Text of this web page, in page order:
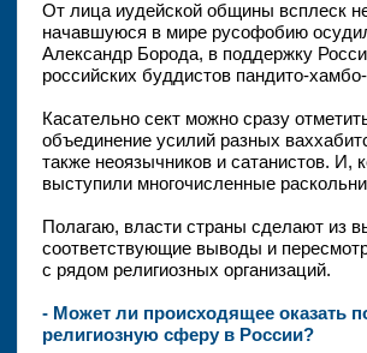
От лица иудейской общины всплеск
начавшуюся в мире русофобию
Александр Борода, в поддержку
российских буддистов пандито-
Касательно сект можно сразу
объединение усилий разных
также неоязычников и сатанистов. И,
выступили многочисленные
Полагаю, власти страны сделают из
соответствующие выводы и
с рядом религиозных организаций.
- Может ли происходящее оказать
религиозную сферу в России?